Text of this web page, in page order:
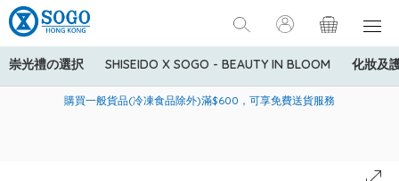
崇光禮の選択 SHISEIDO X SOGO - BEAUTY IN BLOOM 化妝及
美國運通Explorer®信用卡會員購物禮遇：高達5%簽賬回贈！
購買一般貨品(冷凍食品除外)滿$600，可享免費送貨服務
寄送中國內地服務只適用於指定商品，若訂單金額少於HK$600(折